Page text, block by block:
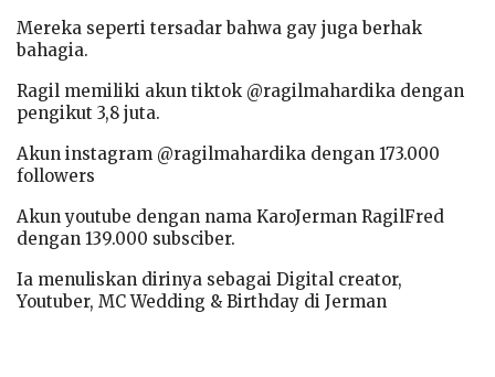
Mereka seperti tersadar bahwa gay juga berhak
bahagia.
Ragil memiliki akun tiktok @ragilmahardika dengan
pengikut 3,8 juta.
Akun instagram @ragilmahardika dengan 173.000
followers
Akun youtube dengan nama KaroJerman RagilFred
dengan 139.000 subsciber.
Ia menuliskan dirinya sebagai Digital creator,
Youtuber, MC Wedding & Birthday di Jerman